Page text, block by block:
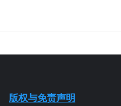
版权与免责声明